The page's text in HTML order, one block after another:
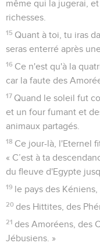
même qui la jugerai,
richesses.
15 Quant à toi, tu iras
seras enterré après
16 Ce n'est qu'à la
car la faute des
17 Quand le soleil fut
et un four fumant et
animaux partagés.
18 Ce jour-là, l'Eternel
« C’est à ta
du fleuve d'Egypte
19 le pays des
20 des Hittites, des
21 des Amoréens, des
Jébusiens. »